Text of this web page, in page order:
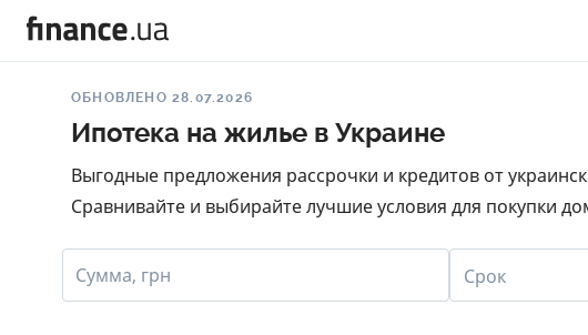
ОБНОВЛЕНО 28.07.2026
Ипотека на жилье в Украине
Выгодные предложения рассрочки и кредитов от
Сравнивайте и выбирайте лучшие условия для покупки
Сумма, грн Срок